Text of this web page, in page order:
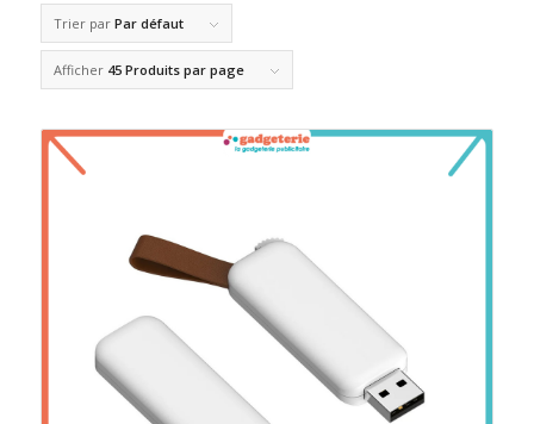
Trier par Par défaut
Afficher 45 Produits par page